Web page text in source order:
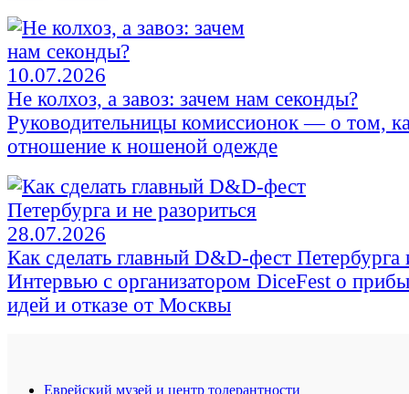
10.07.2026
Не колхоз, а завоз: зачем нам секонды?
Руководительницы комиссионок — о том,
отношение к ношеной одежде
28.07.2026
Как сделать главный D&D-фест Петербурга
Интервью с организатором DiceFest о
идей и отказе от Москвы
Еврейский музей и центр толерантности